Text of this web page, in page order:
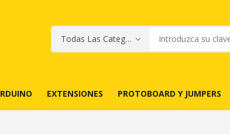
EXTENSIONES PROTOBOARD Y JUMPERS